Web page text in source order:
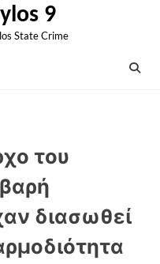
9
State Crime
του
διασωθεί